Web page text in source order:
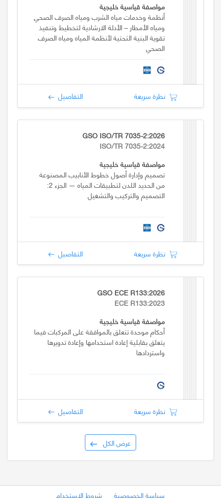
مواصفة قياسية خليجية
أنظمة وخدمات مياه الشرب ومياه الصرف الصحي
ومياه الأمطار – الأدلة الارشادية لتخطيط وتنفيذ
تقوية البنية التحتية لأنظمة المياه ومياه الصرف
الصحي
نظرة سريعة التفاصيل
GSO ISO/TR 7035-2:2026
ISO/TR 7035-2:2024
مواصفة قياسية خليجية
تصميم وإدارة أصول خطوط الأنابيب المصنوعة
من الحديد اللدن لتطبيقات المياه — الجزء 2:
التصميم والتركيب والتشغيل
نظرة سريعة التفاصيل
GSO ECE R133:2026
ECE R133:2023
مواصفة قياسية خليجية
أحكام موحدة تتعلق بالموافقة على المركبات فيما
يتعلق بقابلية إعادة استخدامها وإعادة تدويرها
واستردادها
نظرة سريعة التفاصيل
عرض الكل
سياسة الخصوصية شروط الاستخدام